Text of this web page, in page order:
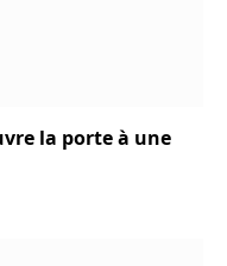
la porte à une